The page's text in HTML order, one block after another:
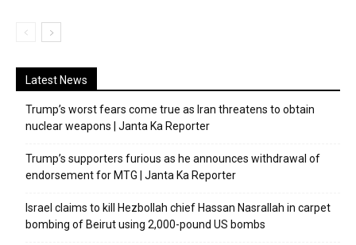
Latest News
Trump’s worst fears come true as Iran threatens to obtain
nuclear weapons | Janta Ka Reporter
Trump’s supporters furious as he announces withdrawal of
endorsement for MTG | Janta Ka Reporter
Israel claims to kill Hezbollah chief Hassan Nasrallah in carpet
bombing of Beirut using 2,000-pound US bombs